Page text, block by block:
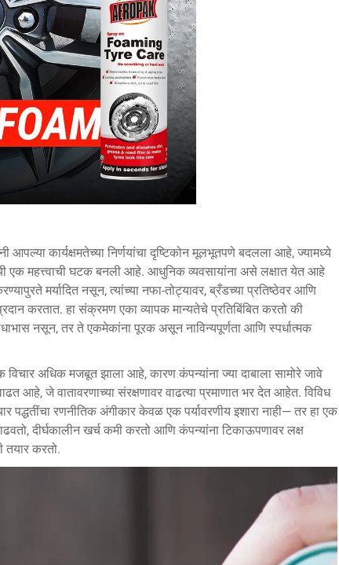
कार्यक्षमतेच्या निर्णयांचा दृष्टिकोन मूलभूतपणे बदलला आहे, ज्यामध्ये
एक महत्त्वाची घटक बनली आहे. आधुनिक व्यवसायांना असे लक्षात येत आहे
मर्यादित नसून, त्यांच्या नफा-तोट्यावर, ब्रँडच्या प्रतिष्ठेवर आणि
करतात. हा संक्रमण एका व्यापक मान्यतेचे प्रतिबिंबित करतो की
नसून, तर ते एकमेकांना पूरक असून नाविन्यपूर्णता आणि स्पर्धात्मक
अधिक मजबूत झाला आहे, कारण कंपन्यांना ज्या दाबाला सामोरे जावे
आहे, जे वातावरणाच्या संरक्षणावर वाढत्या प्रमाणात भर देत आहेत. विविध
रणनीतिक अंगीकार केवळ एक पर्यावरणीय इशारा नाही— तर हा एक
दीर्घकालीन खर्च कमी करतो आणि कंपन्यांना टिकाऊपणावर लक्ष
तयार करतो.